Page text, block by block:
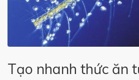
Tạo nhanh thức ăn